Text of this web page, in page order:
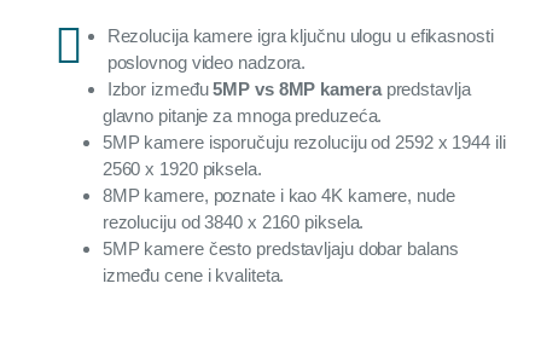
Rezolucija kamere igra ključnu ulogu u efikasnosti
poslovnog video nadzora.
Izbor između5MP vs 8MP kamerapredstavlja
glavno pitanje za mnoga preduzeća.
5MP kamere isporučuju rezoluciju od 2592 x 1944 ili
2560 x 1920 piksela.
8MP kamere, poznate i kao 4K kamere, nude
rezoluciju od 3840 x 2160 piksela.
5MP kamere često predstavljaju dobar balans
između cene i kvaliteta.